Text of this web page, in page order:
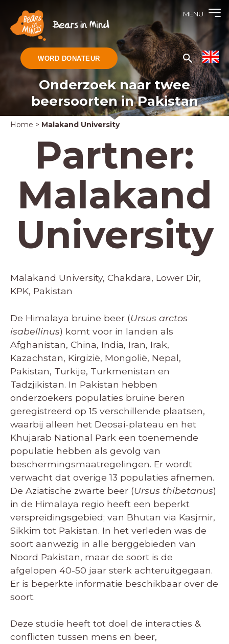
MENU
WORD DONATEUR
Onderzoek naar twee
beersoorten in Pakistan
Home > Malakand University
Partner:
Malakand
University
Malakand University, Chakdara, Lower Dir,
KPK, Pakistan
De Himalaya bruine beer (Ursus arctos
isabellinus) komt voor in landen als
Afghanistan, China, India, Iran, Irak,
Kazachstan, Kirgizië, Mongolië, Nepal,
Pakistan, Turkije, Turkmenistan en
Tadzjikistan. In Pakistan hebben
onderzoekers populaties bruine beren
geregistreerd op 15 verschillende plaatsen,
waarbij alleen het Deosai-plateau en het
Khujarab National Park een toenemende
populatie hebben als gevolg van
beschermingsmaatregelingen. Er wordt
verwacht dat overige 13 populaties afnemen.
De Aziatische zwarte beer (Ursus thibetanus)
in de Himalaya regio heeft een beperkt
verspreidingsgebied; van Bhutan via Kasjmir,
Sikkim tot Pakistan. In het verleden was de
soort aanwezig in alle berggebieden van
Noord Pakistan, maar de soort is de
afgelopen 40-50 jaar sterk achteruitgegaan.
Er is beperkte informatie beschikbaar over de
soort.
Deze studie heeft tot doel de interacties &
conflicten tussen mens en beer,